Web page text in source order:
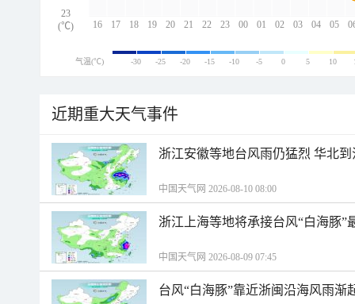
16 17 18 19 20 21 22 23 00 01 02 03 04 05
23
(℃)
气温(℃) -30 -25 -20 -15 -10 -5 0 5 10
近期重大天气事件
浙江安徽等地台风雨仍猛烈 华北
中国天气网 2026-08-10 08:00
浙江上海等地将承接台风“白海豚”
中国天气网 2026-08-09 07:45
台风“白海豚”靠近浙闽沿海风雨渐